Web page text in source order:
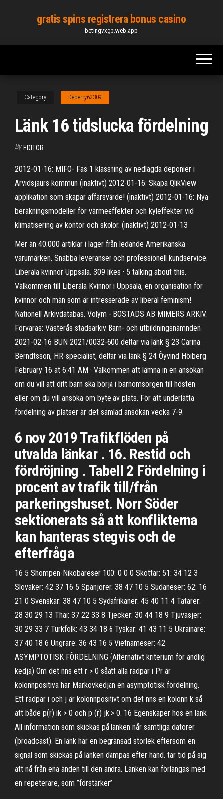
content
gratis spins registrera bonus casino
betingvxgb.web.app
Category Deberry62309
Länk 16 tidslucka fördelning
By EDITOR
2012-01-16: MIFO- Fas 1 klassning av nedlagda deponier i
Arvidsjaurs kommun (inaktivt) 2012-01-16: Skapa QlikView
applikation som skapar affärsvärde! (inaktivt) 2012-01-16: Nya
beräkningsmodeller för värmeeffekter och kyleffekter vid
klimatisering av kontor och skolor. (inaktivt) 2012-01-13
Mer än 40.000 artiklar i lager från ledande Amerikanska
varumärken. Snabba leveranser och professionell kundservice.
Liberala kvinnor Uppsala. 309 likes · 5 talking about this.
Välkommen till Liberala Kvinnor i Uppsala, en organisation för
kvinnor och män som är intresserade av liberal feminism!
Nationell Arkivdatabas. Volym - BOSTADS AB MIMERS ARKIV.
Förvaras: Västerås stadsarkiv Barn- och utbildningsnämnden
2021-02-16 BUN 2021/0032-600 deltar via länk § 23 Carina
Berndtsson, HR-specialist, deltar via länk § 24 Öyvind Höiberg
February 16 at 6:41 AM · Välkommen att lämna in en ansökan
om du vill att ditt barn ska börja i barnomsorgen till hösten
eller om du vill ansöka om byte av plats. För att underlätta
fördelning av platser är det samlad ansökan vecka 7-9.
6 nov 2019 Trafikflöden på
utvalda länkar . 16. Restid och
fördröjning . Tabell 2 Fördelning i
procent av trafik till/från
parkeringshuset. Norr Söder
sektionerats så att konflikterna
kan hanteras stegvis och de
efterfråga
16 5 Shompen-Nikobareser 100: 0 0 0 Skottar: 51: 34 12 3
Slovaker: 42 37 16 5 Spanjorer: 38 47 10 5 Sudaneser: 62: 16
21 0 Svenskar: 38 47 10 5 Sydafrikaner: 45 40 11 4 Tatarer:
28 30 29 13 Thai: 37 22 33 8 Tjecker: 30 44 18 9 Tjuvasjer:
30 29 33 7 Turkfolk: 43 34 18 6 Tyskar: 41 43 11 5 Ukrainare:
37 40 18 6 Ungrare: 36 43 16 5 Vietnameser: 42
ASYMPTOTISK FÖRDELNING (Alternativt kriterium för ändlig
kedja) Om det nns ett r > 0 såatt alla radpar i Pr är
kolonnpositiva har Markovkedjan en asymptotisk fördelning.
Ett radpar i och j är kolonnpositivt om det nns en kolonn k så
att både p(r) ik > 0 och p (r) jk > 0. 16 Egenskaper hos en länk
All information som skickas på länken når samtliga datorer
(broadcast). En länk har en begränsad storlek eftersom en
signal som skickas på länken dämpas efter hand. tar tid på sig
att nå från ena änden till den andra. Länken kan förlängas med
en repeterare, som ”förstärker”